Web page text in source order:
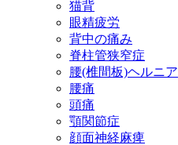
猫背
眼精疲労
背中の痛み
脊柱管狭窄症
腰(椎間板)ヘルニア
腰痛
頭痛
顎関節症
顔面神経麻痺